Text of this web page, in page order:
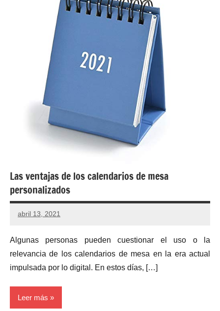
Las ventajas de los calendarios de mesa
personalizados
abril 13, 2021
Algunas personas pueden cuestionar el uso o la
relevancia de los calendarios de mesa en la era actual
impulsada por lo digital. En estos días, […]
Leer más